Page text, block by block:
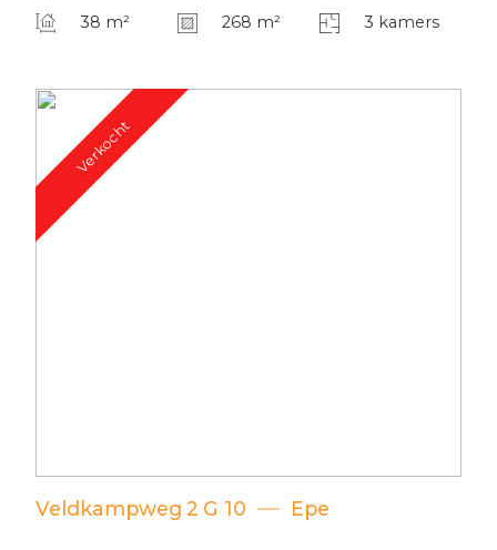
38 m² 268 m² 3 kamers
Verkocht
Veldkampweg 2 G 10 Epe